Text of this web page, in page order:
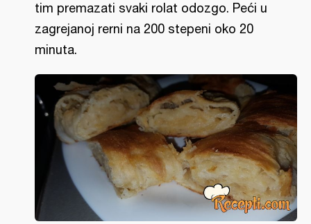
tim premazati svaki rolat odozgo. Peći u
zagrejanoj rerni na 200 stepeni oko 20
minuta.